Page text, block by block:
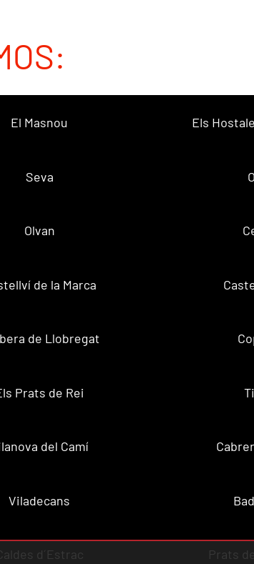
El Masnou Els
Seva
Olvan
de la Marca
de Llobregat
Prats de Rei
del Camí
Viladecans
Caldes d´Estrac Prats